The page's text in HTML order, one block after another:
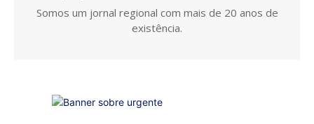
Somos um jornal regional com mais de 20 anos de
existência.